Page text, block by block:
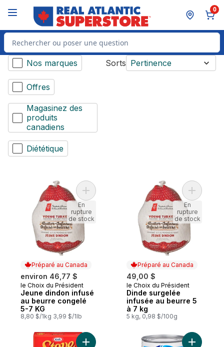
0
Rechercher des produits
Nos marques
Offres
Magasinez des
produits
canadiens
Diététique
Sorts Pertinence
Préparé au Canada
environ 46,77 $
Préparé au Canada
le Choix du Président
Jeune dindon infusé
au beurre congelé
5-7 KG
8,80 $/1kg 3,99 $/1lb
Ajouter Jeune dindon infusé au beurre
En
rupture
de stock
Préparé au Canada
49,00 $
Préparé au Canada
le Choix du Président
Dinde surgelée
infusée au beurre 5
à 7 kg
5 kg, 0,98 $/100g
Ajouter
En
rupture
de stock
Ajouter Mélange à farce pour dinde au
Ajouter